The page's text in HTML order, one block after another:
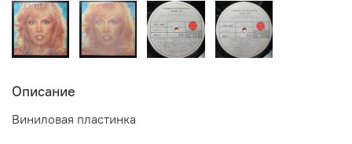
Описание
Виниловая пластинка